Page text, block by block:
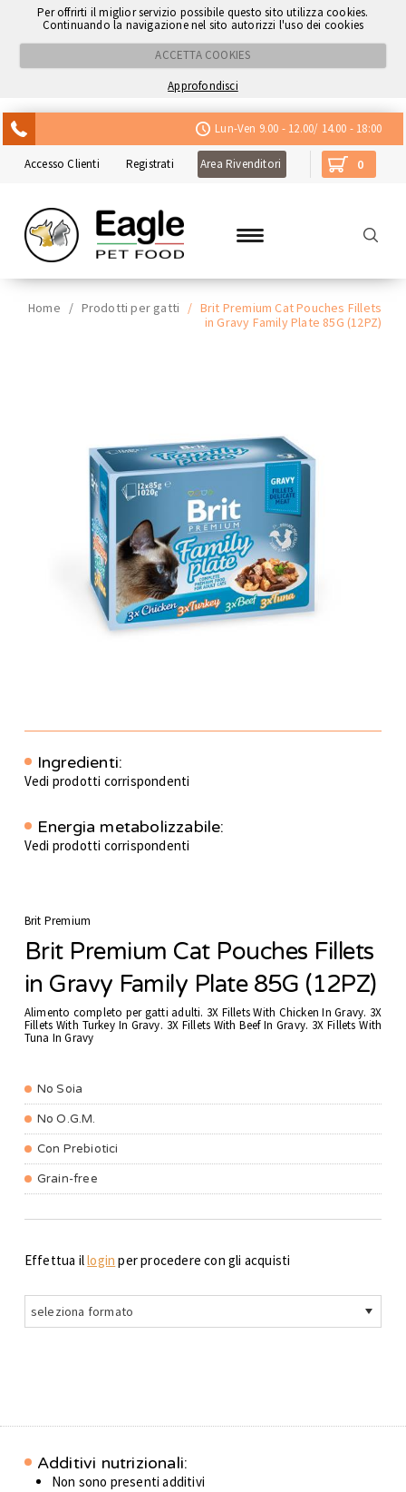
Per offrirti il miglior servizio possibile questo sito utilizza cookies.
Continuando la navigazione nel sito autorizzi l'uso dei cookies
ACCETTA COOKIES
Approfondisci
Lun-Ven 9.00 - 12.00/ 14.00 - 18:00
Accesso Clienti Registrati Area Rivenditori 0
Home / Prodotti per gatti / Brit Premium Cat Pouches Fillets
in Gravy Family Plate 85G (12PZ)
Ingredienti:
Vedi prodotti corrispondenti
Energia metabolizzabile:
Vedi prodotti corrispondenti
Brit Premium
Brit Premium Cat Pouches Fillets
in Gravy Family Plate 85G (12PZ)
Alimento completo per gatti adulti. 3X Fillets With Chicken In Gravy. 3X
Fillets With Turkey In Gravy. 3X Fillets With Beef In Gravy. 3X Fillets With
Tuna In Gravy
No Soia
No O.G.M.
Con Prebiotici
Grain-free
Effettua illogin per procedere con gli acquisti
seleziona formato
Additivi nutrizionali:
Non sono presenti additivi